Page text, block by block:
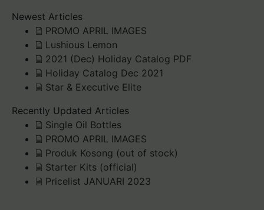
Newest Articles
PROMO APRIL IMAGES
Lushious Lemon
2021 (Dec) Holiday Catalog PDF
Holiday Catalog Dec 2021
Star & Executive Elite
Recently Updated Articles
Single Oil Bottles
PROMO APRIL IMAGES
Produk Kosong (out of stock)
Starter Kits (official)
Pricelist JANUARI 2023